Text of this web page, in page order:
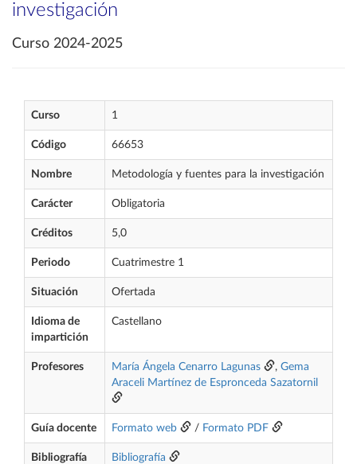
investigación
Curso 2024-2025
Curso 1
Código 66653
Nombre Metodología y fuentes para la investigación
Carácter Obligatoria
Créditos 5,0
Periodo Cuatrimestre 1
Situación Ofertada
Idioma de
impartición
Castellano
Profesores María Ángela Cenarro Lagunas , Gema
Araceli Martínez de Espronceda Sazatornil
Guía docente Formato web / Formato PDF
Bibliografía
Bibliografía